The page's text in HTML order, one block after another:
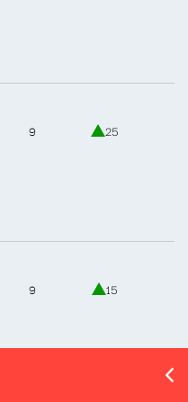
9 25
9 15